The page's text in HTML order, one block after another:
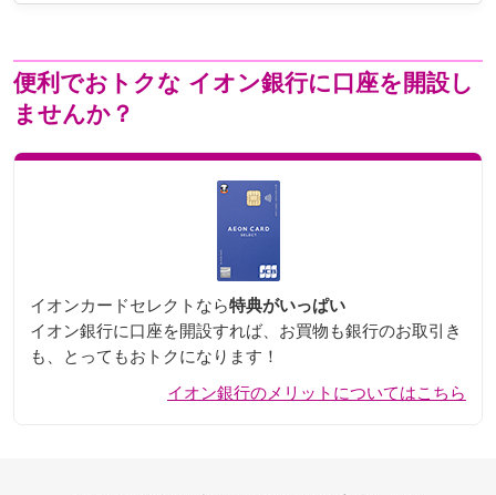
便利でおトクな イオン銀行に口座を開設し
ませんか？
イオンカードセレクトなら特典がいっぱい
イオン銀行に口座を開設すれば、お買物も銀行のお取引き
も、とってもおトクになります！
イオン銀行のメリットについてはこちら